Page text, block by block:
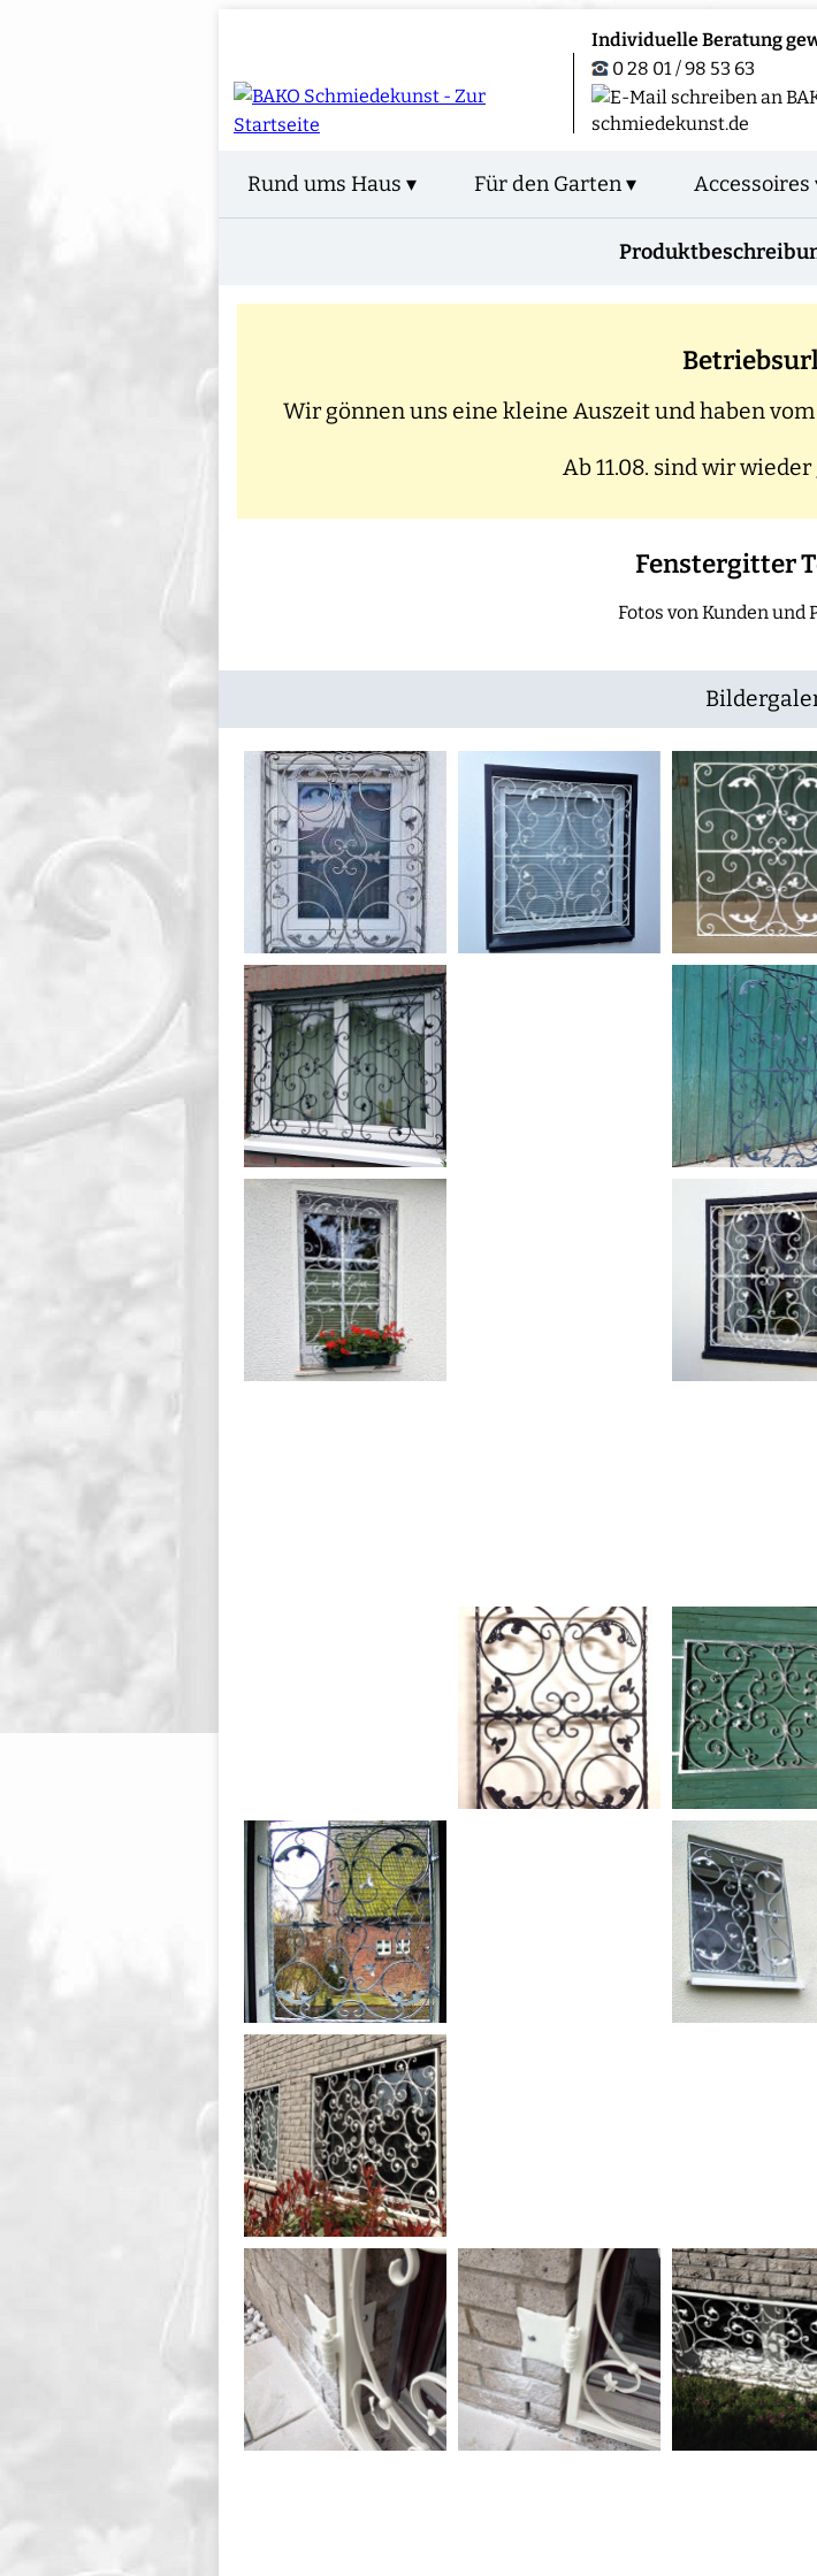
Individuelle Beratung
0 28 01 / 98 53 63
schmiedekunst.de
Rund ums Haus ▾ Für den Garten ▾ Accessoires
Wir gönnen uns eine kleine Auszeit und haben
Ab 11.08. sind wir
Fenstergitter
Fotos von Kunden und